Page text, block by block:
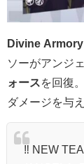
Divine Armory
ソーがアンジ
ォースを回復
ダメージを与
‼️ NEW